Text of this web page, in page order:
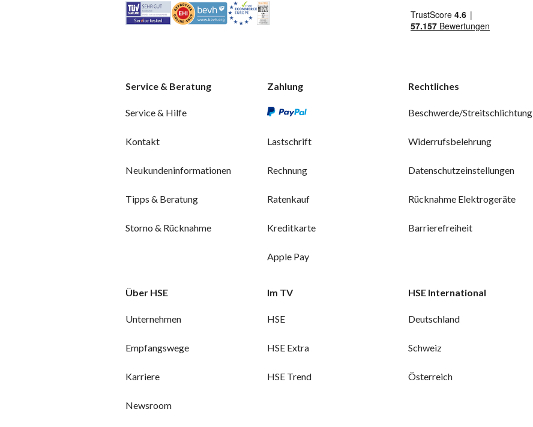
Service & Beratung
Service & Hilfe
Kontakt
Neukundeninformationen
Tipps & Beratung
Storno & Rücknahme
Zahlung
Lastschrift
Rechnung
Ratenkauf
Kreditkarte
Apple Pay
Rechtliches
Beschwerde/Streitschlichtung
Widerrufsbelehrung
Datenschutzeinstellungen
Rücknahme Elektrogeräte
Barrierefreiheit
Über HSE
Unternehmen
Empfangswege
Karriere
Newsroom
Im TV
HSE
HSE Extra
HSE Trend
HSE International
Deutschland
Schweiz
Österreich